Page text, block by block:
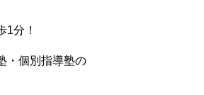
1分！
・個別指導塾の